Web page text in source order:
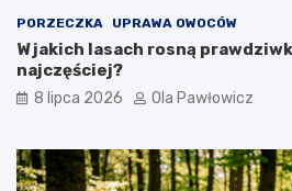
PORZECZKA UPRAWA OWOCÓW
W jakich lasach rosną
najczęściej?
8 lipca 2026 Ola Pawłowicz